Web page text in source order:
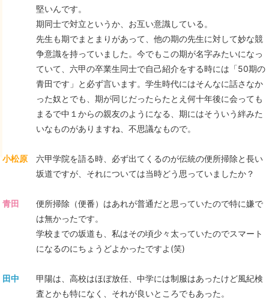
堅いんです。
期同士で対立というか、お互い意識している。
先生も期でまとまりがあって、他の期の先生に対して妙な競
争意識を持っていました。今でもこの期が名字みたいになっ
ていて、六甲の卒業生同士で自己紹介をする時には「50期の
青田です」と必ず言います。学生時代にはそんなに話さなか
った奴とでも、期が同じだったらたとえ何十年後に会っても
まるで中１からの親友のようになる、期にはそういう絆みた
いなものがありますね、不思議なもので。
小松原
六甲学院を語る時、必ず出てくるのが伝統の便所掃除と長い
坂道ですが、それについては当時どう思っていましたか？
青田
便所掃除（便番）はあれが普通だと思っていたので特に嫌で
は無かったです。
学校までの坂道も、私はその頃少々太っていたのでスマート
になるのにちょうどよかったですよ(笑)
田中
甲陽は、高校はほぼ放任、中学には制服はあったけど風紀検
査とかも特になく、それが良いところでもあった。